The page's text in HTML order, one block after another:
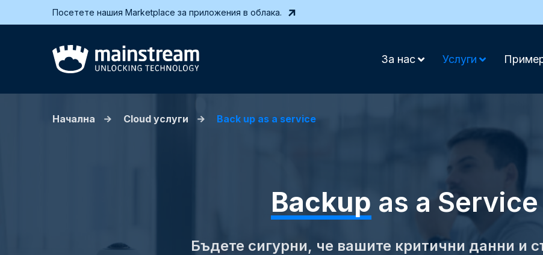
Посетете нашия Marketplace за приложения в облака.
За нас Услуги
Начална Cloud услуги Back up as a service
Backup as a Service
Бъдете сигурни, че вашите критични данни и